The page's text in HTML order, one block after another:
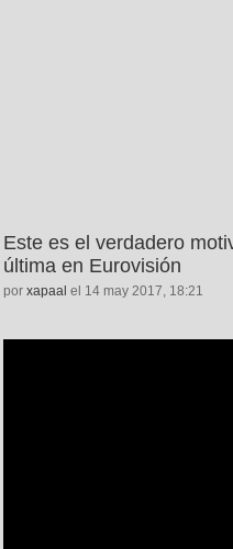
Este es el verdadero
última en Eurovisión
por xapaal el 14 may 2017, 18:21